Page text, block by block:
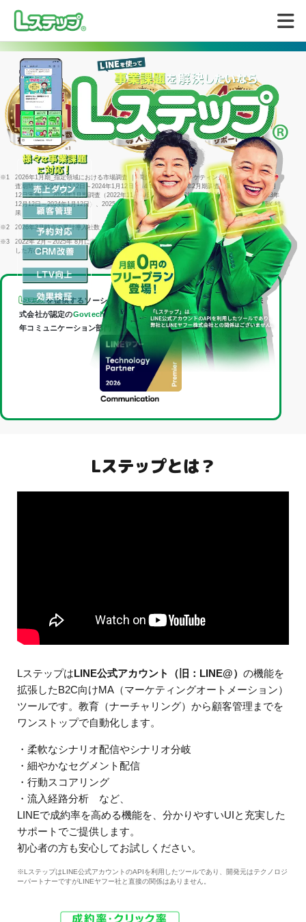
を提供するソーシャルデータバンク株式会社は、
LINEヤフー株
式会社が認定のGovtech Partnerであり、Technology Partner（2026
年コミュニケーション部門・最上位「Premier」）に認定されました。
※1
2026年1月期_指定領域における市場調査 ｜ 調査機関：日本マーケティングリサーチ機構 ｜ 調
査期間：2023年12月12日～2024年1月12日 ｜ 4年連続＝2022年2月期調査（同年1月25日～2月
12日実施）、2023年1月期調査（2022年11月29日～1月16日実施）、2024年1月期調査（2023年
12月12日～2024年1月12日）、2025年1月期調査（2024年12月23日～2025年1月15日）に続く結
果
※2 2026年3月時点の累計導入社数
※3
2022年 2月～2025年 8月に回答した個別相談サポートアンケート1316件のうち「満足」と回答
した方の割合
Lステップとは？
LステップはLINE公式アカウント（旧：LINE@） の機能を
拡張したB2C向けMA（マーケティングオートメーション）
ツールです。教育（ナーチャリング）から顧客管理までを
ワンストップで自動化します。
・柔軟なシナリオ配信やシナリオ分岐
・細やかなセグメント配信
・行動スコアリング
・流入経路分析 など、
LINEで成約率を高める機能を、分かりやすいUIと充実した
サポートでご提供します。
初心者の方も安心してお試しください。
※LステップはLINE公式アカウントのAPIを利用したツールであり、開発元はテクノロジ
ーパートナーですがLINEヤフー社と直接の関係はありません。